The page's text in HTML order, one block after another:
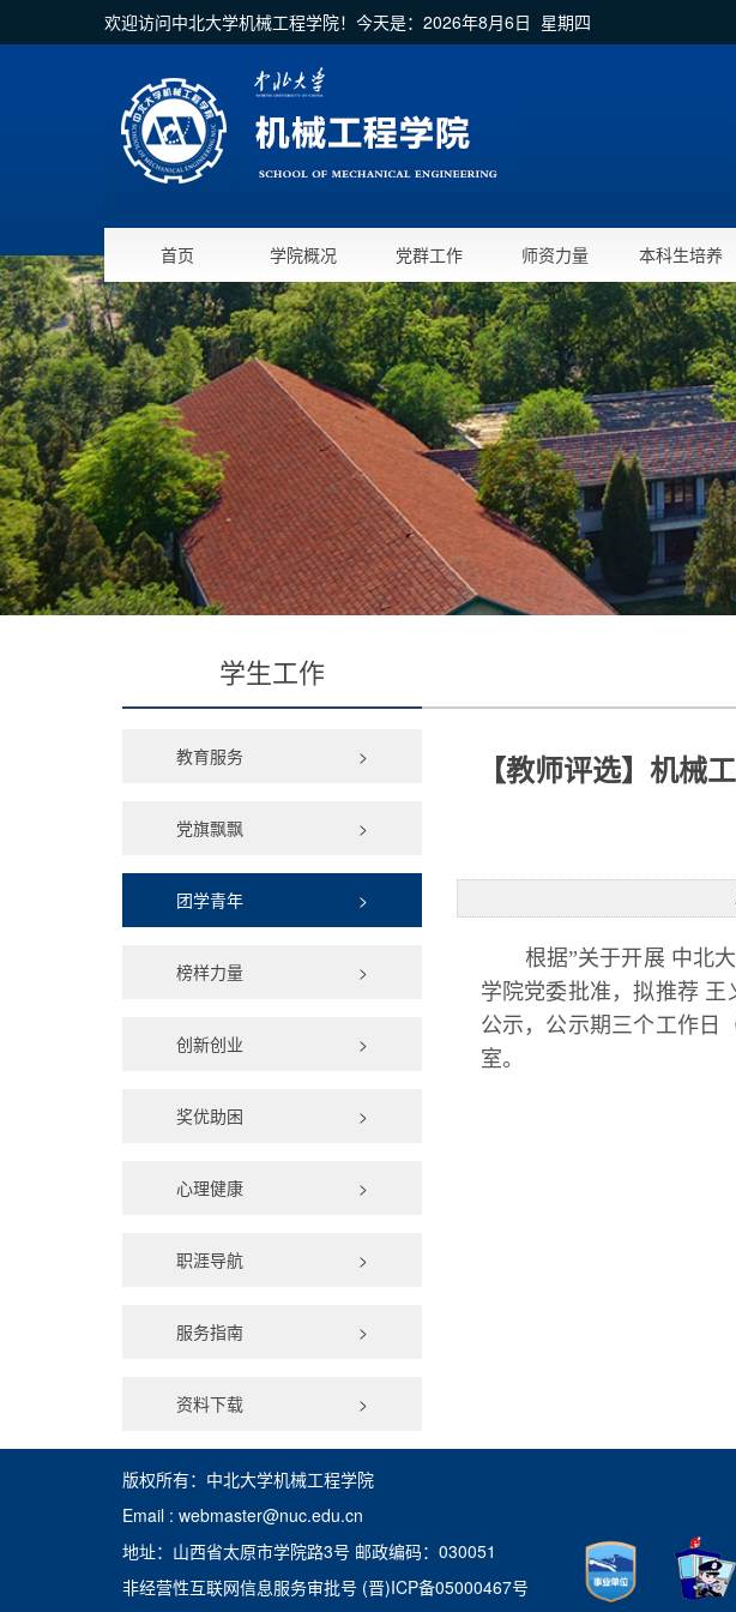
欢迎访问中北大学机械工程学院！今天是： 2026年8月6日 星期四
首页 学院概况 党群工作 师资力量 本科生培养
学生工作
教育服务 >
党旗飘飘 >
团学青年 >
榜样力量 >
创新创业 >
奖优助困 >
心理健康 >
职涯导航 >
服务指南 >
资料下载 >
【教师评选】机械
根据”关于开展 中北
学院党委批准，拟推荐
公示，公示期三个工作日
室。
版权所有：中北大学机械工程学院
Email : webmaster@nuc.edu.cn
地址：山西省太原市学院路3号 邮政编码：030051
非经营性互联网信息服务审批号 (晋)ICP备05000467号